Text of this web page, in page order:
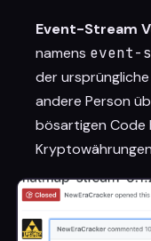
Event-Stream
namens event-
der
andere Person
bösartigen Code